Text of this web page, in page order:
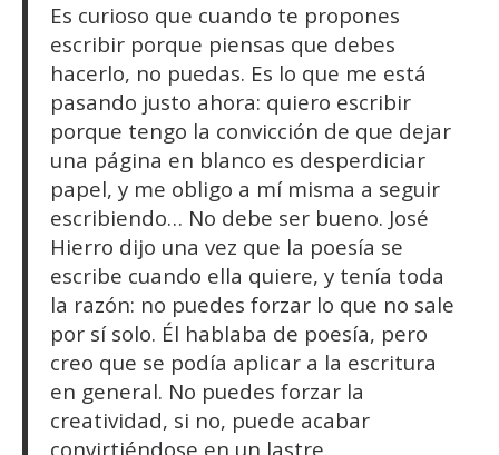
Es curioso que cuando te propones
escribir porque piensas que debes
hacerlo, no puedas. Es lo que me está
pasando justo ahora: quiero escribir
porque tengo la convicción de que dejar
una página en blanco es desperdiciar
papel, y me obligo a mí misma a seguir
escribiendo… No debe ser bueno. José
Hierro dijo una vez que la poesía se
escribe cuando ella quiere, y tenía toda
la razón: no puedes forzar lo que no sale
por sí solo. Él hablaba de poesía, pero
creo que se podía aplicar a la escritura
en general. No puedes forzar la
creatividad, si no, puede acabar
convirtiéndose en un lastre.